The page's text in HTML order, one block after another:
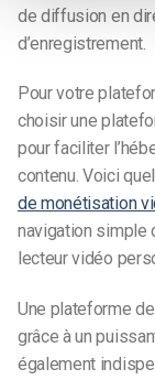
de diffusion en
d’enregistrement.
Pour votre
choisir une
pour faciliter
contenu. Voici
de monétisation
navigation simple
lecteur vidéo
Une plateforme
grâce à un
également